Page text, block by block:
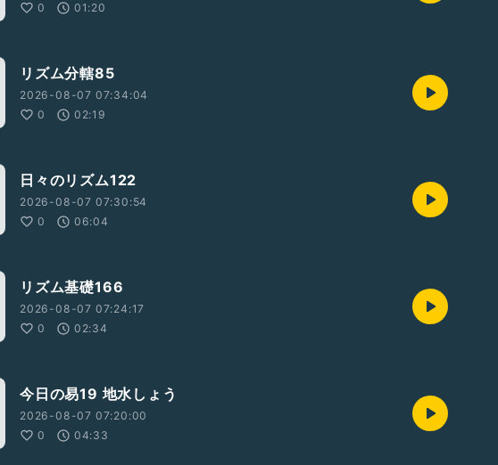
0
01:20
リズム分轄85
2026-08-07 07:34:04
0
02:19
日々のリズム122
2026-08-07 07:30:54
0
06:04
リズム基礎166
2026-08-07 07:24:17
0
02:34
今日の易19 地水しょう
2026-08-07 07:20:00
0
04:33